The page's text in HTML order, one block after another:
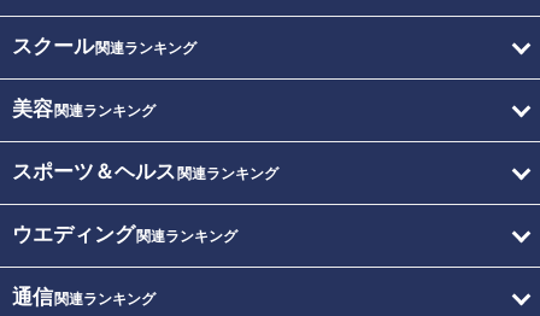
スクール関連ランキング
美容関連ランキング
スポーツ＆ヘルス 関連ランキング
ウエディング関連ランキング
通信関連ランキング